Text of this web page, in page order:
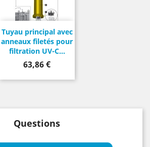
Tuyau principal avec
anneaux filetés pour
filtration UV-C...
Prix
63,86 €
Questions